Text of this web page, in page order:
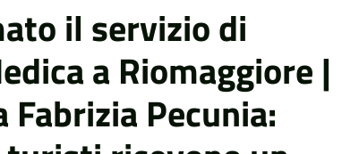
il servizio di
a Riomaggiore |
Fabrizia Pecunia: